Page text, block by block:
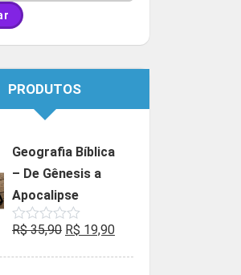
PRODUTOS
Geografia Bíblica
– De Gênesis a
Apocalipse
Avaliação
de
R$35,90 O
R$ 19,90O